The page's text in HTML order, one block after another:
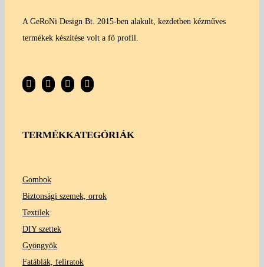
A GeRoNi Design Bt. 2015-ben alakult, kezdetben kézműves
termékek készítése volt a fő profil.
TERMÉKKATEGÓRIÁK
Gombok
Biztonsági szemek, orrok
Textilek
DIY szettek
Gyöngyök
Fatáblák, feliratok